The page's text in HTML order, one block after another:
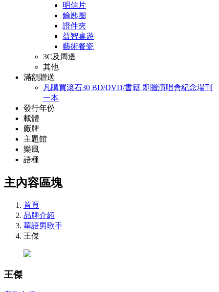
明信片
鑰匙圈
證件夾
益智桌遊
藝術餐瓷
3C及周邊
其他
滿額贈送
凡購買滾石30 BD/DVD/書籍 即贈演唱會紀念場刊
一本
發行年份
載體
廠牌
主題館
樂風
語種
主內容區塊
首頁
品牌介紹
華語男歌手
王傑
王傑